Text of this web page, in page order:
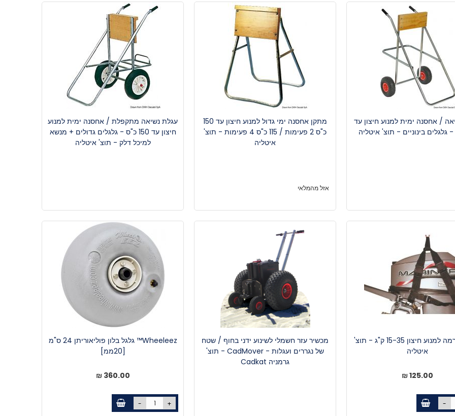
/ אחסנה ימית למנוע חיצון עד
מתקן אחסנה ימי גדול למנוע חיצון עד 150
כ"ס 2 פעימות / 115 כ"ס 4 פעימות - תוצ'
איטליה
אזל מהמלאי
עגלת נשיאה מתקפלת / אחסנה ימית למנוע
חיצון עד 150 כ"ס - גלגלים גדולים + מנשא
למיכל דלק - תוצ' איטליה
רצועת הרמה למנוע חיצון 15-35 ק"ג - תוצ'
איטליה
125.00 ₪
-
מכשיר עזר חשמלי לשינוע ידני בחוף / שטח
של נגררים ועגלות - CadMover - תוצ'
גרמניה Cadkat
Wheeleez™ גלגל בלון פוליאוריתן 24 ס"מ
[20ממ]
360.00 ₪
- +